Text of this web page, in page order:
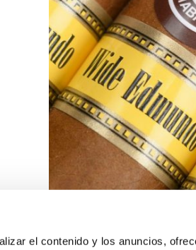
el contenido y los anuncios,